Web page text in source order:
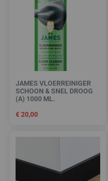
JAMES VLOERREINIGER
SCHOON & SNEL DROOG
(A) 1000 ML.
€20,00